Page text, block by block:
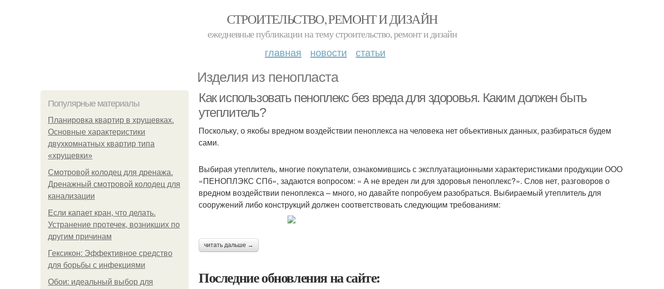
СТРОИТЕЛЬСТВО, РЕМОНТ И ДИЗАЙН
ежедневные публикации на тему строительство, ремонт и дизайн
главная новости статьи
Изделия из пенопласта
Популярные материалы
Планировка квартир в хрущевках.
Основные характеристики
двухкомнатных квартир типа
«хрущевки»
Смотровой колодец для дренажа.
Дренажный смотровой колодец для
канализации
Если капает кран, что делать.
Устранение протечек, возникших по
другим причинам
Гексикон: Эффективное средство
для борьбы с инфекциями
Обои: идеальный выбор для
Как использовать пеноплекс без вреда для здоровья. Каким должен быть
утеплитель?
Поскольку, о якобы вредном воздействии пеноплекса на человека нет объективных данных, разбираться будем
сами.
Выбирая утеплитель, многие покупатели, ознакомившись с эксплуатационными характеристиками продукции ООО
«ПЕНОПЛЭКС СПб», задаются вопросом: « А не вреден ли для здоровья пеноплекс?». Слов нет, разговоров о
вредном воздействии пеноплекса – много, но давайте попробуем разобраться. Выбираемый утеплитель для
сооружений либо конструкций должен соответствовать следующим требованиям:
читать дальше →
Последние обновления на сайте: